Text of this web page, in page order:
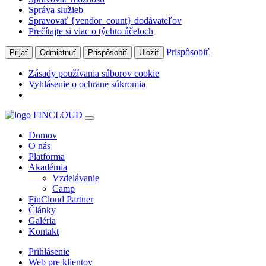
Správa služieb
Spravovať {vendor_count} dodávateľov
Prečítajte si viac o týchto účeloch
Prijať Odmietnuť Prispôsobiť Uložiť Prispôsobiť
Zásady používania súborov cookie
Vyhlásenie o ochrane súkromia
Domov
O nás
Platforma
Akadémia
Vzdelávanie
Camp
FinCloud Partner
Články
Galéria
Kontakt
Prihlásenie
Web pre klientov